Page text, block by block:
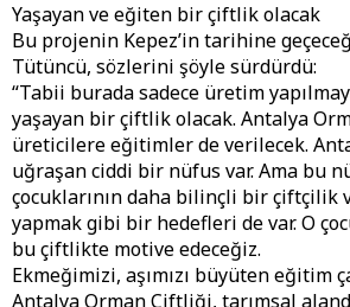
Yaşayan ve eğiten bir çiftlik olacak
Bu projenin Kepez’in tarihine
Tütüncü, sözlerini şöyle sürdürdü:
“Tabii burada sadece üretim
yaşayan bir çiftlik olacak. Antalya
üreticilere eğitimler de verilecek.
uğraşan ciddi bir nüfus var. Ama bu
çocuklarının daha bilinçli bir çiftçilik
yapmak gibi bir hedefleri de var. O
bu çiftlikte motive edeceğiz.
Ekmeğimizi, aşımızı büyüten eğitim
Antalya Orman Çiftliği, tarımsal